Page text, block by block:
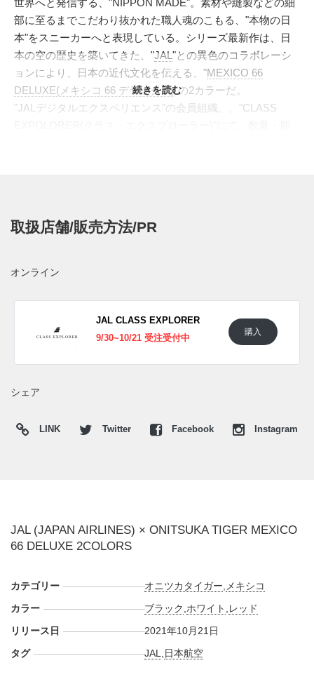
世界へと発信する、"NIPPON MADE"。素材や縫製などの細
部に至るまでこだわり抜かれた職人魂のこもる、"本物の日
本"をスニーカーへと表現している。シリーズ最新作は、日
本の空の歴史を築いてきた、"JAL "との異色のコラボレーシ
ョンにより、日本の近代文化を伝える、"MEXICO 66
DELUXE(メキシコ 66 デラックス)"の2カラーだ。
"JALデジタルエクスペリエンス"の会員組織。、"CLASS
は、"JAL"のロゴを型押しで配置。ビジネス、カジュアルを
EXPLORERにて数量限定で受注販売。 また新たな情報が入
り次第、スニーカーウォーズのTwitterや Facebookなどで報告
したい。
(pic. ONITSUKA TIGER)
続きを読む
取扱店舗/販売方法/PR
オンライン
JAL CLASS EXPLORER
9/30~10/21 受注受付中
購入
シェア
LINK Twitter Facebook Instagram
JAL (JAPAN AIRLINES) × ONITSUKA TIGER MEXICO
66 DELUXE 2COLORS
カテゴリー オニツカタイガー メキシコ
カラー
ブラック ホワイト レッド
リリース日
2021年10月21日
タグ
JAL 日本航空